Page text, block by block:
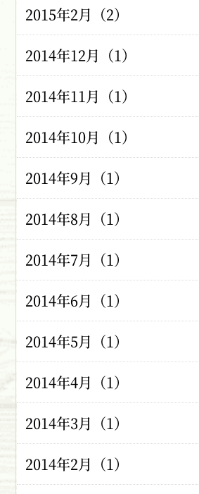
2015年2月（2）
2014年12月（1）
2014年11月（1）
2014年10月（1）
2014年9月（1）
2014年8月（1）
2014年7月（1）
2014年6月（1）
2014年5月（1）
2014年4月（1）
2014年3月（1）
2014年2月（1）